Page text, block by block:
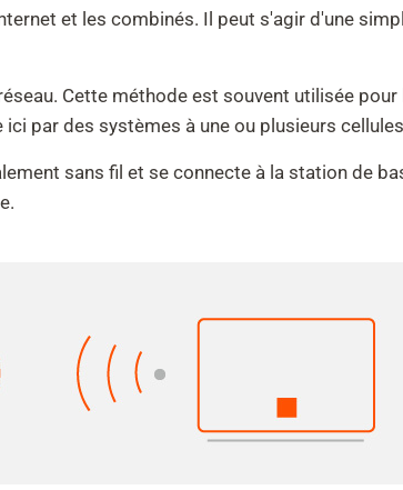
et les combinés. Il peut s'agir d'une
Cette méthode est souvent utilisée
par des systèmes à une ou plusieurs
sans fil et se connecte à la station de